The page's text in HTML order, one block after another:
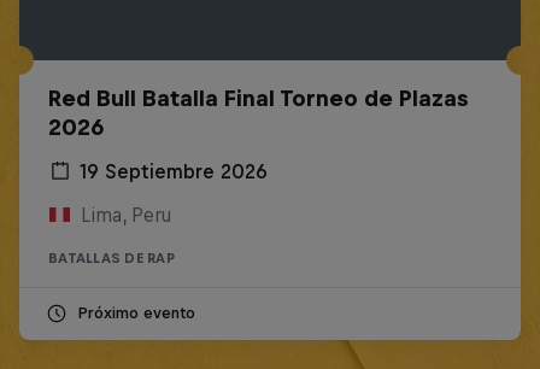
Red Bull Batalla Final Torneo de Plazas
2026
19 Septiembre 2026
Lima, Peru
BATALLAS DE RAP
Próximo evento